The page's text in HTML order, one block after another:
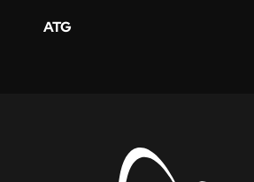
ATG